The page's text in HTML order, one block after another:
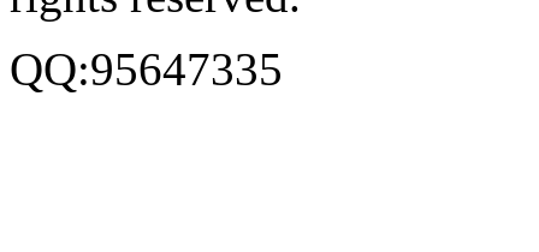
QQ:95647335